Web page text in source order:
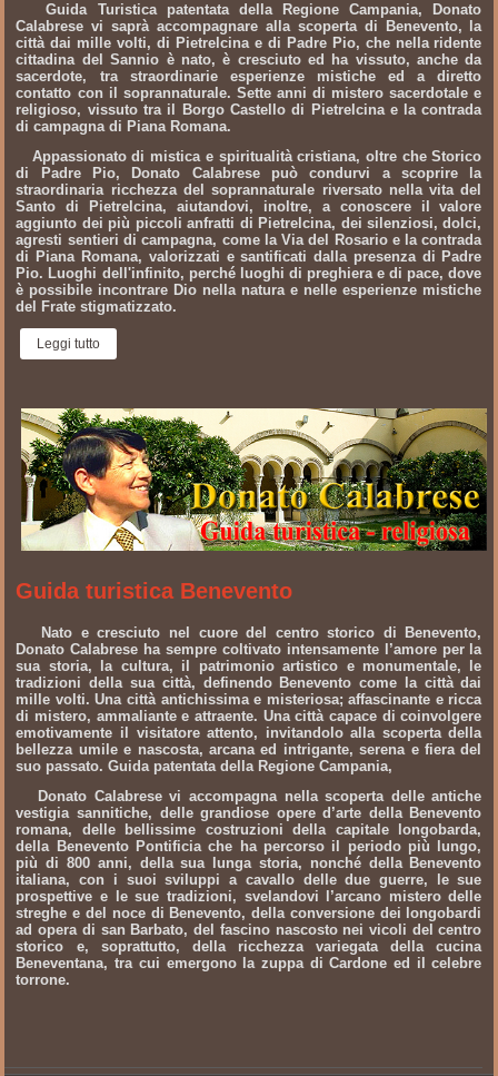
Guida Turistica patentata della Regione Campania, Donato
Calabrese vi saprà accompagnare alla scoperta di Benevento, la
città dai mille volti, di Pietrelcina e di Padre Pio, che nella ridente
cittadina del Sannio è nato, è cresciuto ed ha vissuto, anche da
sacerdote, tra straordinarie esperienze mistiche ed a diretto
contatto con il soprannaturale. Sette anni di mistero sacerdotale e
religioso, vissuto tra il Borgo Castello di Pietrelcina e la contrada
di campagna di Piana Romana.
Appassionato di mistica e spiritualità cristiana, oltre che Storico
di Padre Pio, Donato Calabrese può condurvi a scoprire la
straordinaria ricchezza del soprannaturale riversato nella vita del
Santo di Pietrelcina, aiutandovi, inoltre, a conoscere il valore
aggiunto dei più piccoli anfratti di Pietrelcina, dei silenziosi, dolci,
agresti sentieri di campagna, come la Via del Rosario e la contrada
di Piana Romana, valorizzati e santificati dalla presenza di Padre
Pio. Luoghi dell'infinito, perché luoghi di preghiera e di pace, dove
è possibile incontrare Dio nella natura e nelle esperienze mistiche
del Frate stigmatizzato.
Leggi tutto
Guida turistica Benevento
Nato e cresciuto nel cuore del centro storico di Benevento,
Donato Calabrese ha sempre coltivato intensamente l’amore per la
sua storia, la cultura, il patrimonio artistico e monumentale, le
tradizioni della sua città, definendo Benevento come la città dai
mille volti. Una città antichissima e misteriosa; affascinante e ricca
di mistero, ammaliante e attraente. Una città capace di coinvolgere
emotivamente il visitatore attento, invitandolo alla scoperta della
bellezza umile e nascosta, arcana ed intrigante, serena e fiera del
suo passato. Guida patentata della Regione Campania,
Donato Calabrese vi accompagna nella scoperta delle antiche
vestigia sannitiche, delle grandiose opere d’arte della Benevento
romana, delle bellissime costruzioni della capitale longobarda,
della Benevento Pontificia che ha percorso il periodo più lungo,
più di 800 anni, della sua lunga storia, nonché della Benevento
italiana, con i suoi sviluppi a cavallo delle due guerre, le sue
prospettive e le sue tradizioni, svelandovi l’arcano mistero delle
streghe e del noce di Benevento, della conversione dei longobardi
ad opera di san Barbato, del fascino nascosto nei vicoli del centro
storico e, soprattutto, della ricchezza variegata della cucina
Beneventana, tra cui emergono la zuppa di Cardone ed il celebre
torrone.